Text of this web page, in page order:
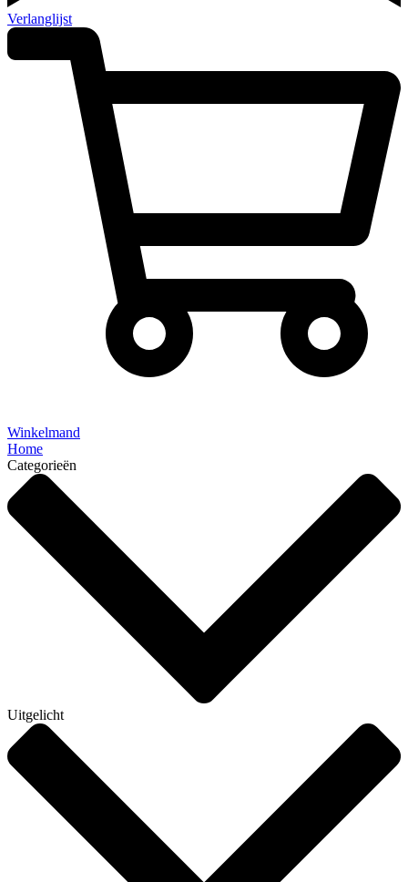
Verlanglijst
Winkelmand
Home
Categorieën
Uitgelicht